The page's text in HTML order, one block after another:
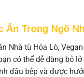
Ẩn Trong Ngõ
Nhà tù Hỏa Lò,
có thể dễ dàng bỏ
đầu bếp và được